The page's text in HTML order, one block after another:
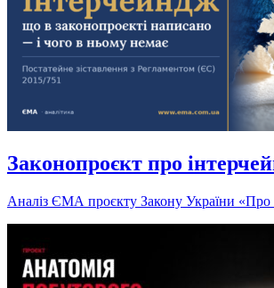
Законопроєкт про
Аналіз ЄМА проєкту Закону України «Про